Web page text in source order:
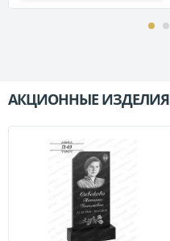
АКЦИОННЫЕ ИЗДЕЛИЯ